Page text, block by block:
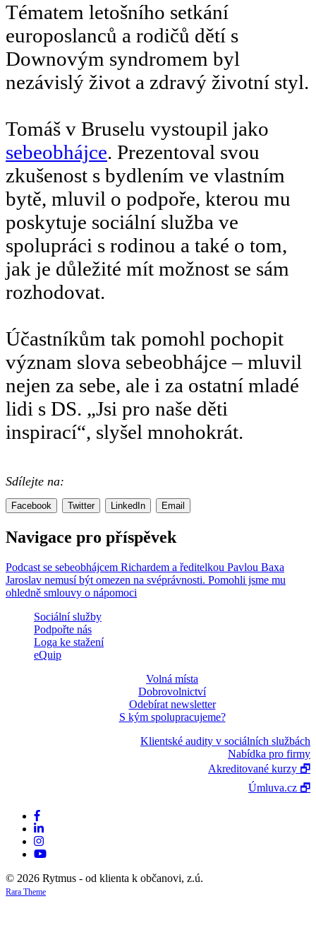
Tématem letošního setkání
europoslanců a rodičů dětí s
Downovým syndromem byl
nezávislý život a zdravý životní styl.
Tomáš v Bruselu vystoupil jako
sebeobhájce. Prezentoval svou
zkušenost s bydlením ve vlastním
bytě, mluvil o podpoře, kterou mu
poskytuje sociální služba ve
spolupráci s rodinou a také o tom,
jak je důležité mít možnost se sám
rozhodovat.
Účastníkům tak pomohl pochopit
význam slova sebeobhájce – mluvil
nejen za sebe, ale i za ostatní mladé
lidi s DS. „Jsi pro naše děti
inspirací“, slyšel mnohokrát.
Sdílejte na:
Facebook Twitter LinkedIn Email
Navigace pro příspěvek
Podcast se sebeobhájcem Richardem a ředitelkou Pavlou Baxa
Jaroslav nemusí být omezen na svéprávnosti. Pomohli jsme mu
ohledně smlouvy o nápomoci
Sociální služby
Podpořte nás
Loga ke stažení
eQuip
Volná místa
Dobrovolnictví
Odebírat newsletter
S kým spolupracujeme?
Klientské audity v sociálních službách
Nabídka pro firmy
Akreditované kurzy 🗗
Úmluva.cz 🗗
© 2026 Rytmus - od klienta k občanovi, z.ú.
Rara Theme